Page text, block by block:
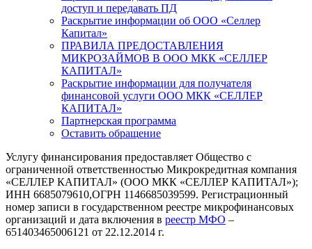
доступ и передавать ПД
Раскрытие информации об ООО «Селлер
Капитал»
ПРАВИЛА ПРЕДОСТАВЛЕНИЯ
МИКРОЗАЙМОВ В ООО МКК «СЕЛЛЕР
КАПИТАЛ»
Раскрытие информации для получателя
финансовой услуги ООО МКК «СЕЛЛЕР
КАПИТАЛ»
Партнерская программа
Оставить обращение
Услугу финансирования предоставляет Общество с
ограниченной ответственностью Микрокредитная компания
«СЕЛЛЕР КАПИТАЛ» (ООО МКК «СЕЛЛЕР КАПИТАЛ»);
ИНН 6685079610,ОГРН 1146685039599. Регистрационный
номер записи в государственном реестре микрофинансовых
организаций и дата включения в реестр МФО –
651403465006121 от 22.12.2014 г.